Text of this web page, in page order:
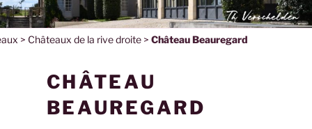
> Châteaux de la rive droite> Château Beauregard
CHÂTEAU
BEAUREGARD